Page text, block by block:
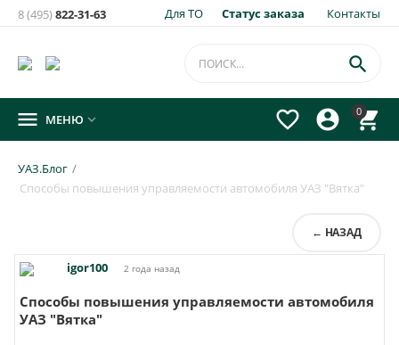
Для ТО Статус заказа Контакты
8 (495)822-31-63
0




 МЕНЮ 
УАЗ.Блог /
Способы повышения управляемости автомобиля УАЗ "Вятка"
← НАЗАД
igor100 2 года назад
Способы повышения управляемости автомобиля
УАЗ "Вятка"